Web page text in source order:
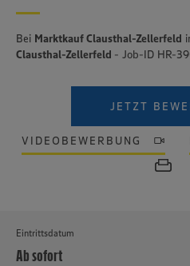
Bei Marktkauf Clausthal-Zellerfeld
Clausthal-Zellerfeld - Job-ID HR-
JETZT
VIDEOBEWERBUNG
Eintrittsdatum
Ab sofort